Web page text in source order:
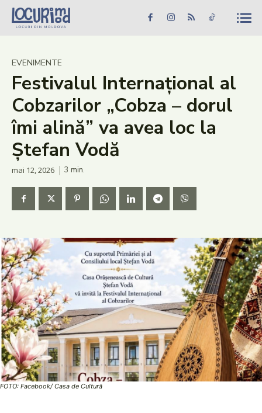
Caută în site... Căutare
Știri
Evenimente
Dezvoltare rurală
Turism
Vinării
Patrimoniu
Produs Acasă
EVENIMENTE
Festivalul Internațional al
Cobzarilor „Cobza – dorul
îmi alină” va avea loc la
Ștefan Vodă
mai 12, 2026 3 min.
FOTO: Facebook/ Casa de Cultură